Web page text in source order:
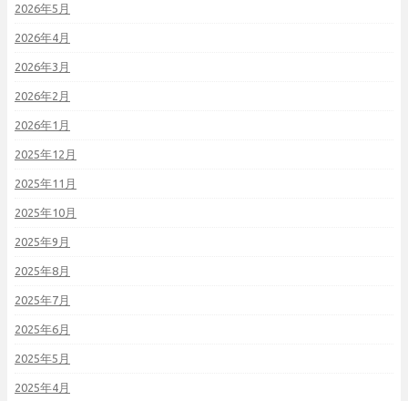
2026年5月
2026年4月
2026年3月
2026年2月
2026年1月
2025年12月
2025年11月
2025年10月
2025年9月
2025年8月
2025年7月
2025年6月
2025年5月
2025年4月